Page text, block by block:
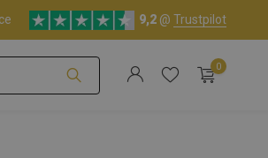
9,2 @ Trustpilot
0